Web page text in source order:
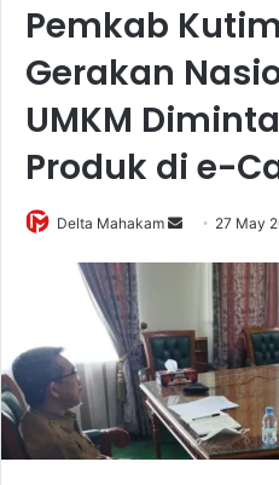
Pemkab
Gerakan
UMKM
Produk di e-
Delta Mahakam
a
n
e
m
a
27 May